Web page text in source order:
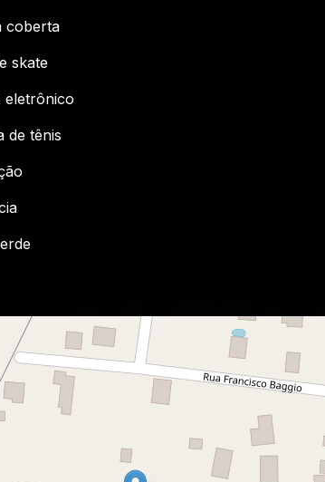
coberta
skate
eletrônico
de tênis